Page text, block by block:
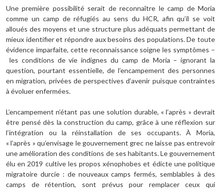
Une première possibilité serait de reconnaître le camp de Moria
comme un camp de réfugiés au sens du HCR, afin qu’il se voit
alloués des moyens et une structure plus adéquats permettant de
mieux identifier et répondre aux besoins des populations. De toute
évidence imparfaite, cette reconnaissance soigne les symptômes –
les conditions de vie indignes du camp de Moria – ignorant la
question, pourtant essentielle, de l’encampement des personnes
en migration, privées de perspectives d’avenir puisque contraintes
à évoluer enfermées.
L’encampement n’étant pas une solution durable, « l’après » devrait
être pensé dès la construction du camp, grâce à une réflexion sur
l’intégration ou la réinstallation de ses occupants. À Moria,
« l’après » qu’envisage le gouvernement grec ne laisse pas entrevoir
une amélioration des conditions de ses habitants. Le gouvernement
élu en 2019 cultive les propos xénophobes et édicte une politique
migratoire durcie : de nouveaux camps fermés, semblables à des
camps de rétention, sont prévus pour remplacer ceux qui